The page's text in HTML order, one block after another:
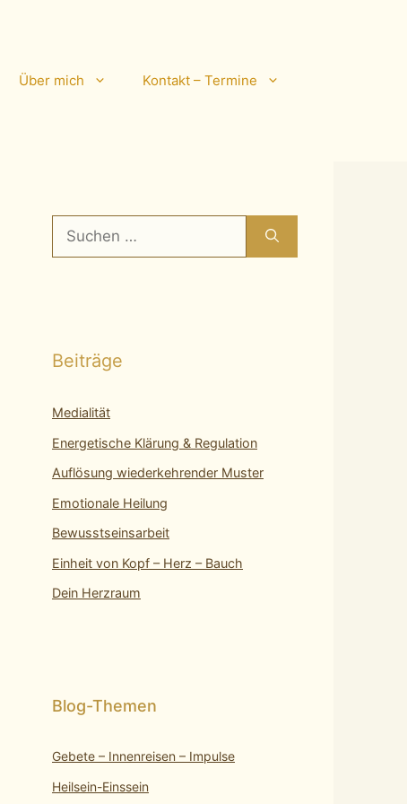
Über mich Kontakt – Termine
Suchen
nach:
Beiträge
Medialität
Energetische Klärung & Regulation
Auflösung wiederkehrender Muster
Emotionale Heilung
Bewusstseinsarbeit
Einheit von Kopf – Herz – Bauch
Dein Herzraum
Gebete – Innenreisen – Impulse
Heilsein-Einssein